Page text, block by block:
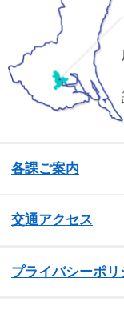
各課ご案内
交通アクセス
プライバシーポリ